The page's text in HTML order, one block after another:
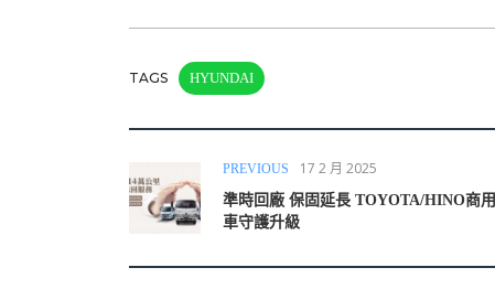
TAGS HYUNDAI
PREVIOUS 17 2 月 2025
準時回廠 保固延長 TOYOTA/HINO商用
車守護升級